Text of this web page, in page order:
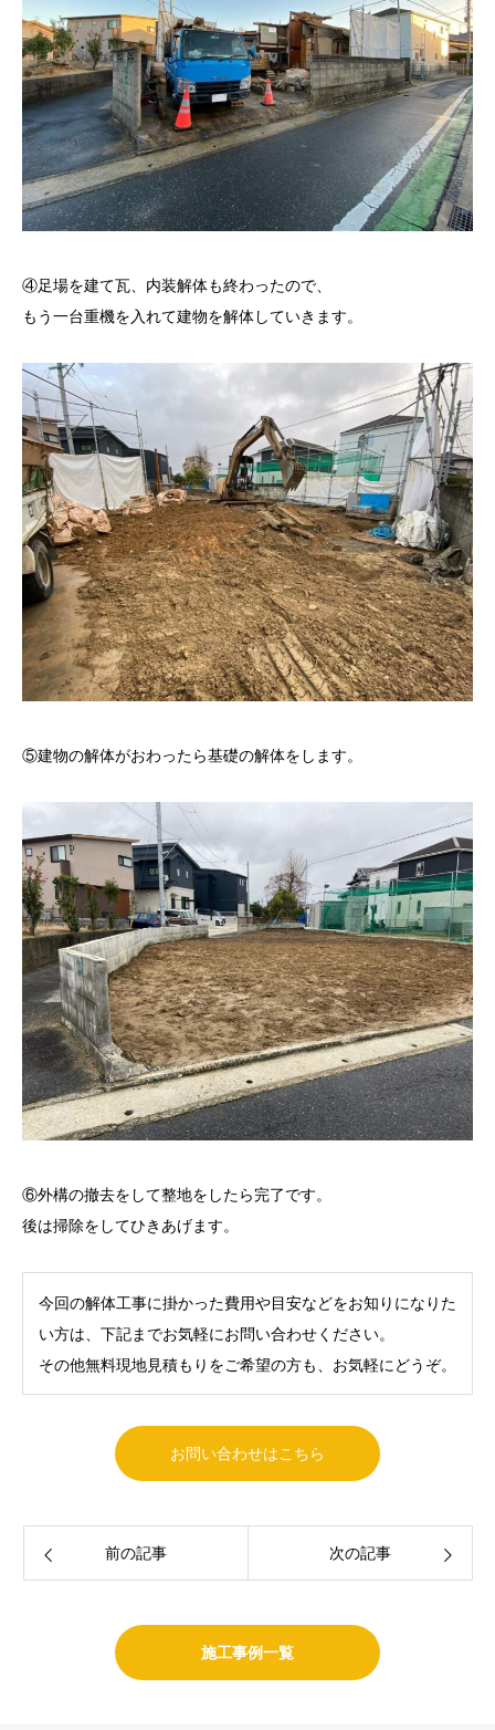
④足場を建て瓦、内装解体も終わったので、
もう一台重機を入れて建物を解体していきます。
⑤建物の解体がおわったら基礎の解体をします。
⑥外構の撤去をして整地をしたら完了です。
後は掃除をしてひきあげます。
今回の解体工事に掛かった費用や目安などをお知りになりた
い方は、下記までお気軽にお問い合わせください。
その他無料現地見積もりをご希望の方も、お気軽にどうぞ。
お問い合わせはこちら
前の記事 次の記事
施工事例一覧